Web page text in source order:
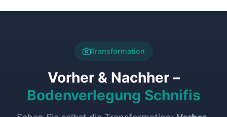
Transformation
Vorher & Nachher –
Bodenverlegung Schnifis